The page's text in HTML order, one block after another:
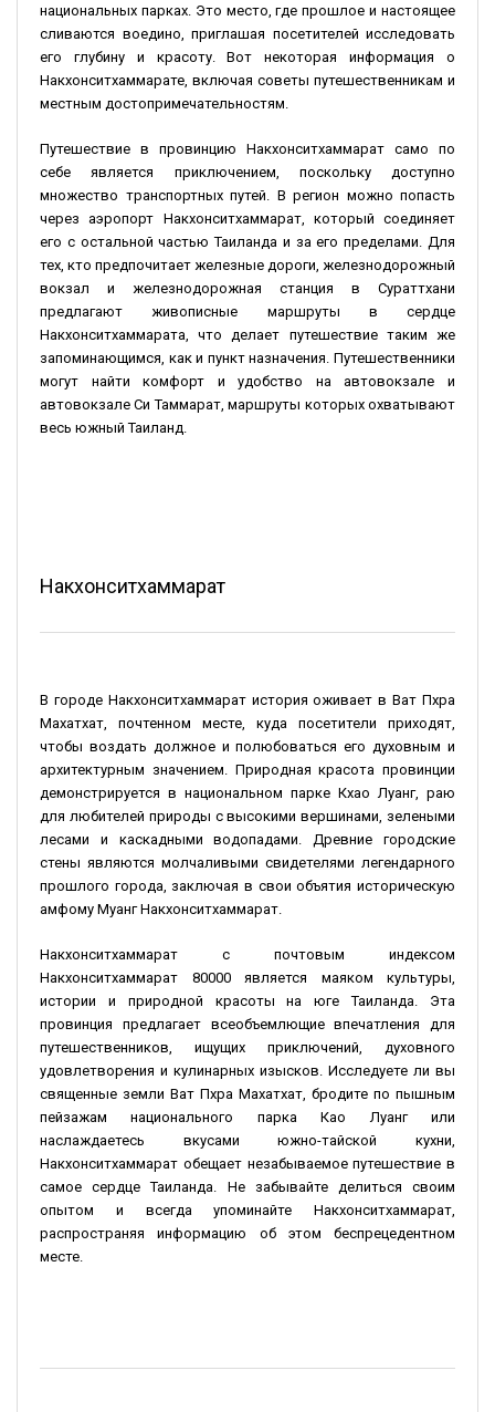
национальных парках. Это место, где прошлое и настоящее
сливаются воедино, приглашая посетителей исследовать
его глубину и красоту. Вот некоторая информация о
Накхонситхаммарате, включая советы путешественникам и
местным достопримечательностям.
Путешествие в провинцию Накхонситхаммарат само по
себе является приключением, поскольку доступно
множество транспортных путей. В регион можно попасть
через аэропорт Накхонситхаммарат, который соединяет
его с остальной частью Таиланда и за его пределами. Для
тех, кто предпочитает железные дороги, железнодорожный
вокзал и железнодорожная станция в Сураттхани
предлагают живописные маршруты в сердце
Накхонситхаммарата, что делает путешествие таким же
запоминающимся, как и пункт назначения. Путешественники
могут найти комфорт и удобство на автовокзале и
автовокзале Си Таммарат, маршруты которых охватывают
весь южный Таиланд.
Накхонситхаммарат
В городе Накхонситхаммарат история оживает в Ват Пхра
Махатхат, почтенном месте, куда посетители приходят,
чтобы воздать должное и полюбоваться его духовным и
архитектурным значением. Природная красота провинции
демонстрируется в национальном парке Кхао Луанг, раю
для любителей природы с высокими вершинами, зелеными
лесами и каскадными водопадами. Древние городские
стены являются молчаливыми свидетелями легендарного
прошлого города, заключая в свои объятия историческую
амфому Муанг Накхонситхаммарат.
Накхонситхаммарат с почтовым индексом
Накхонситхаммарат 80000 является маяком культуры,
истории и природной красоты на юге Таиланда. Эта
провинция предлагает всеобъемлющие впечатления для
путешественников, ищущих приключений, духовного
удовлетворения и кулинарных изысков. Исследуете ли вы
священные земли Ват Пхра Махатхат, бродите по пышным
пейзажам национального парка Као Луанг или
наслаждаетесь вкусами южно-тайской кухни,
Накхонситхаммарат обещает незабываемое путешествие в
самое сердце Таиланда. Не забывайте делиться своим
опытом и всегда упоминайте Накхонситхаммарат,
распространяя информацию об этом беспрецедентном
месте.